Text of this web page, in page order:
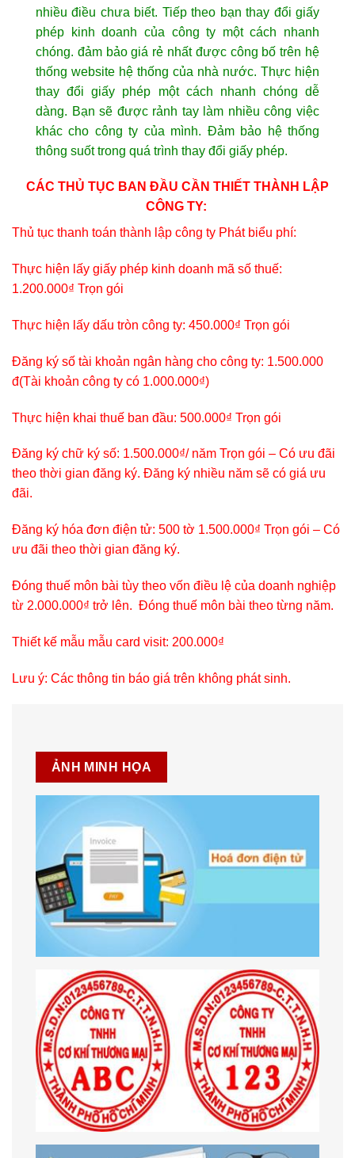
nhiều điều chưa biết. Tiếp theo bạn thay đổi giấy
phép kinh doanh của công ty một cách nhanh
chóng. đảm bảo giá rẻ nhất được công bố trên hệ
thống website hệ thống của nhà nước. Thực hiện
thay đổi giấy phép một cách nhanh chóng dễ
dàng. Bạn sẽ được rảnh tay làm nhiều công việc
khác cho công ty của mình. Đảm bảo hệ thống
thông suốt trong quá trình thay đổi giấy phép.
CÁC THỦ TỤC BAN ĐẦU CẦN THIẾT THÀNH LẬP
CÔNG TY:
Thủ tục thanh toán thành lập công ty Phát biểu phí:
Thực hiện lấy giấy phép kinh doanh mã số thuế:
1.200.000₫ Trọn gói
Thực hiện lấy dấu tròn công ty: 450.000₫ Trọn gói
Đăng ký số tài khoản ngân hàng cho công ty: 1.500.000
đ(Tài khoản công ty có 1.000.000₫)
Thực hiện khai thuế ban đầu: 500.000₫ Trọn gói
Đăng ký chữ ký số: 1.500.000₫/ năm Trọn gói – Có ưu đãi
theo thời gian đăng ký. Đăng ký nhiều năm sẽ có giá ưu
đãi.
Đăng ký hóa đơn điện tử: 500 tờ 1.500.000₫ Trọn gói – Có
ưu đãi theo thời gian đăng ký.
Đóng thuế môn bài tùy theo vốn điều lệ của doanh nghiệp
từ 2.000.000₫ trở lên. Đóng thuế môn bài theo từng năm.
Thiết kế mẫu mẫu card visit: 200.000₫
Lưu ý: Các thông tin báo giá trên không phát sinh.
ẢNH MINH HỌA